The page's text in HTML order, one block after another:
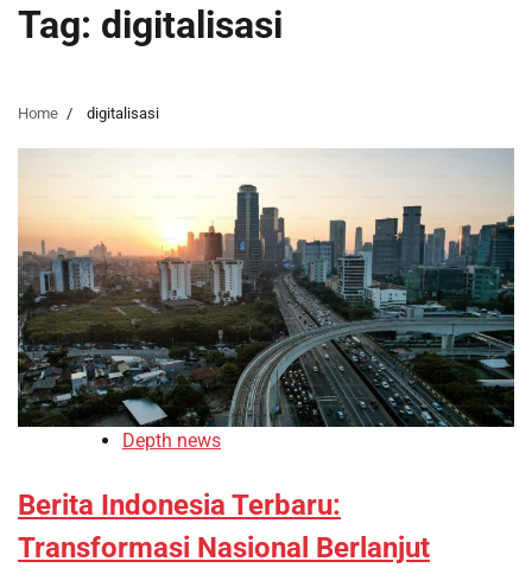
Tag: digitalisasi
Home digitalisasi
Depth news
Berita Indonesia Terbaru:
Transformasi Nasional Berlanjut